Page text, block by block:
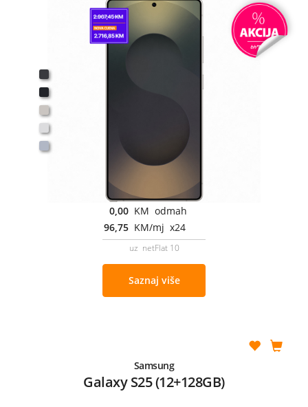
0,00 KM odmah
96,75 KM/mj x24
uz netFlat 10
Saznaj više
Samsung
Galaxy S25 (12+128GB)